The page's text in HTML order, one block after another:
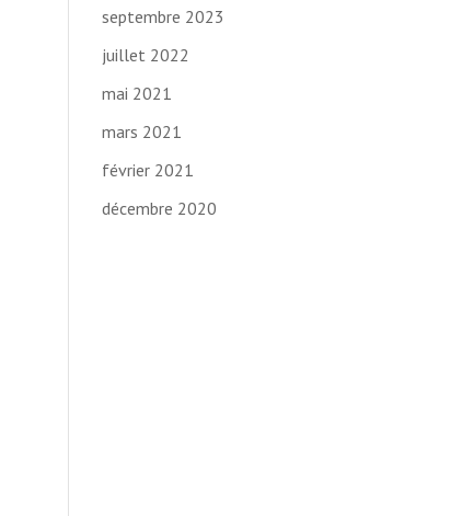
septembre 2023
juillet 2022
mai 2021
mars 2021
février 2021
décembre 2020